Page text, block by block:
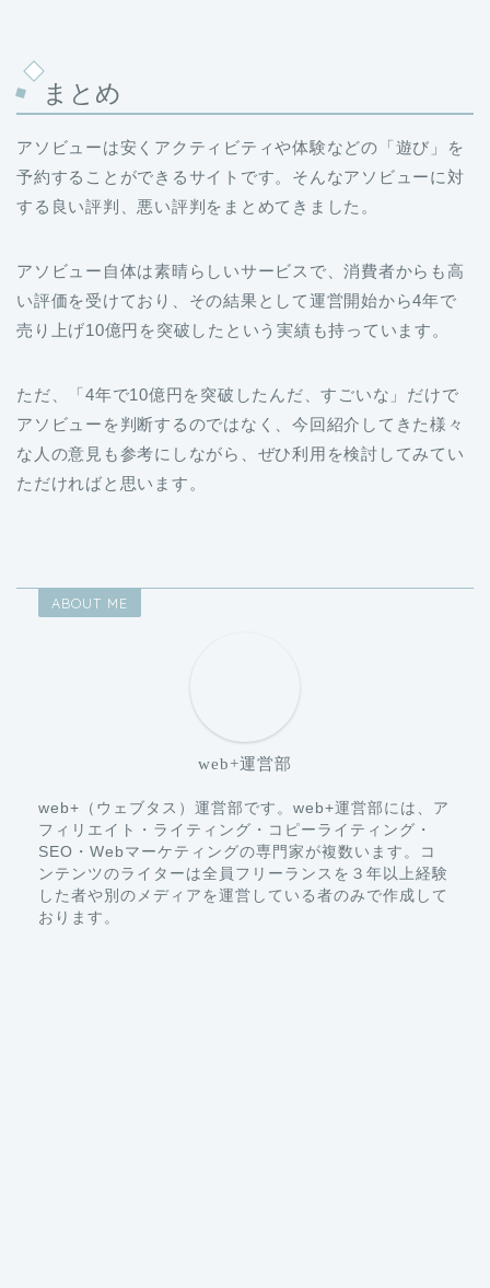
まとめ
アソビューは安くアクティビティや体験などの「遊び」を
予約することができるサイトです。そんなアソビューに対
する良い評判、悪い評判をまとめてきました。
アソビュー自体は素晴らしいサービスで、消費者からも高
い評価を受けており、その結果として運営開始から4年で
売り上げ10億円を突破したという実績も持っています。
ただ、「4年で10億円を突破したんだ、すごいな」だけで
アソビューを判断するのではなく、今回紹介してきた様々
な人の意見も参考にしながら、ぜひ利用を検討してみてい
ただければと思います。
ABOUT ME
web+運営部
web+（ウェブタス）運営部です。web+運営部には、ア
フィリエイト・ライティング・コピーライティング・
SEO・Webマーケティングの専門家が複数います。コ
ンテンツのライターは全員フリーランスを３年以上経験
した者や別のメディアを運営している者のみで作成して
おります。